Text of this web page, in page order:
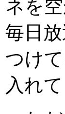
ネを
毎日
つけ
入れ